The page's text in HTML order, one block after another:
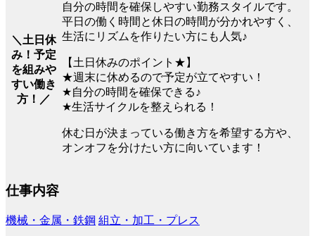
＼土日休
み！予定
を組みや
すい働き
方！／
自分の時間を確保しやすい勤務スタイルです。
平日の働く時間と休日の時間が分かれやすく、
生活にリズムを作りたい方にも人気♪
【土日休みのポイント★】
★週末に休めるので予定が立てやすい！
★自分の時間を確保できる♪
★生活サイクルを整えられる！
休む日が決まっている働き方を希望する方や、
オンオフを分けたい方に向いています！
仕事内容
機械・金属・鉄鋼 組立・加工・プレス